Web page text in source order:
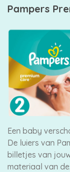
Pampers
Een baby
De luiers van
billetjes van
materiaal van